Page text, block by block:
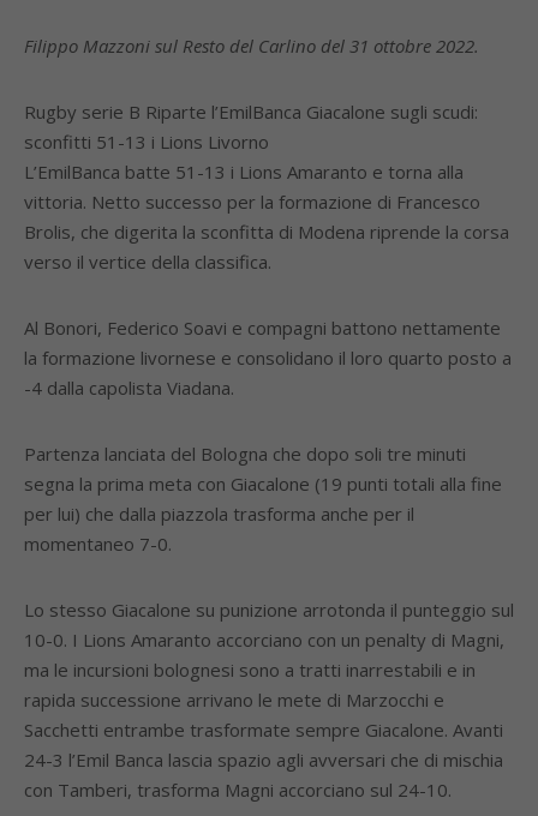
Filippo Mazzoni sul Resto del Carlino del 31 ottobre 2022.
Rugby serie B Riparte l’EmilBanca Giacalone sugli scudi:
sconfitti 51-13 i Lions Livorno
L’EmilBanca batte 51-13 i Lions Amaranto e torna alla
vittoria. Netto successo per la formazione di Francesco
Brolis, che digerita la sconfitta di Modena riprende la corsa
verso il vertice della classifica.
Al Bonori, Federico Soavi e compagni battono nettamente
la formazione livornese e consolidano il loro quarto posto a
-4 dalla capolista Viadana.
Partenza lanciata del Bologna che dopo soli tre minuti
segna la prima meta con Giacalone (19 punti totali alla fine
per lui) che dalla piazzola trasforma anche per il
momentaneo 7-0.
Lo stesso Giacalone su punizione arrotonda il punteggio sul
10-0. I Lions Amaranto accorciano con un penalty di Magni,
ma le incursioni bolognesi sono a tratti inarrestabili e in
rapida successione arrivano le mete di Marzocchi e
Sacchetti entrambe trasformate sempre Giacalone. Avanti
24-3 l’Emil Banca lascia spazio agli avversari che di mischia
con Tamberi, trasforma Magni accorciano sul 24-10.